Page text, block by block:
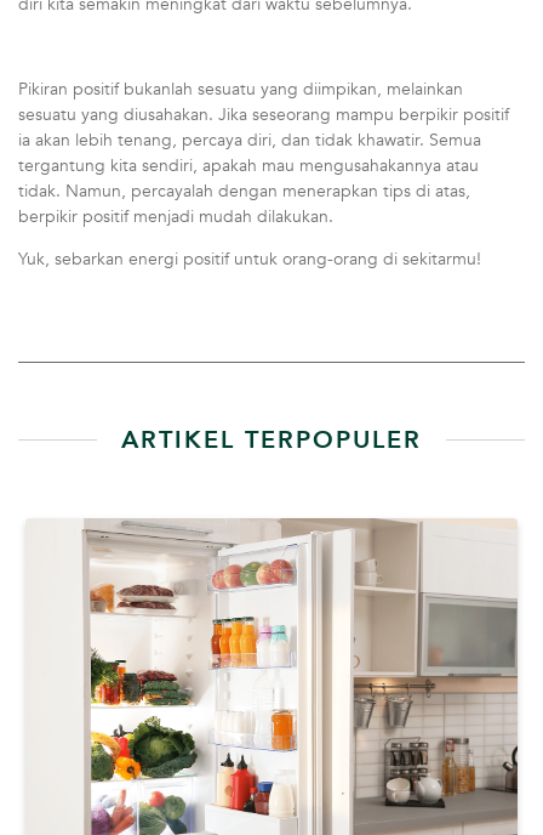
Pikiran positif bukanlah sesuatu yang diimpikan, melainkan
sesuatu yang diusahakan. Jika seseorang mampu berpikir positif
ia akan lebih tenang, percaya diri, dan tidak khawatir. Semua
tergantung kita sendiri, apakah mau mengusahakannya atau
tidak. Namun, percayalah dengan menerapkan tips di atas,
berpikir positif menjadi mudah dilakukan.
Yuk, sebarkan energi positif untuk orang-orang di sekitarmu!
ARTIKEL TERPOPULER